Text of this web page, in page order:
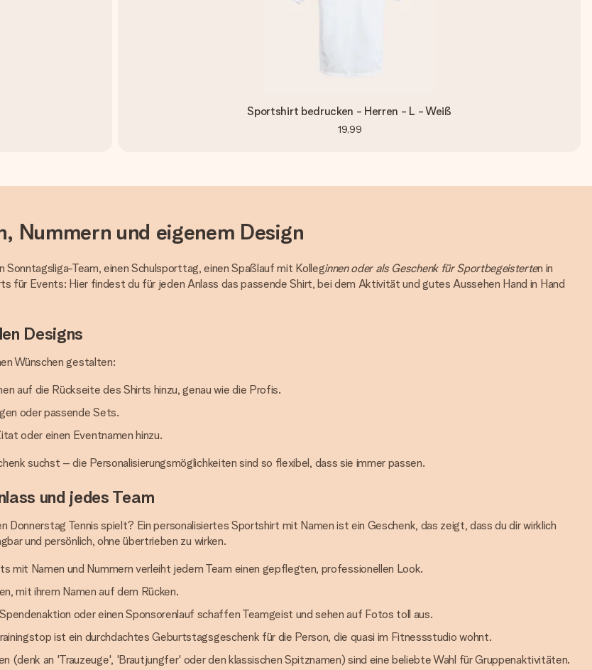
Sportshirt bedrucken - Herren - L - Weiß
19,99
Nummern und eigenem Design
Team, einen Schulsporttag, einen Spaßlauf mit Kolleginnen oder als Geschenk für Sportbegeisterten in
für Events: Hier findest du für jeden Anlass das passende Shirt, bei dem Aktivität und gutes Aussehen Hand in Hand
Designs
Wünschen gestalten:
auf die Rückseite des Shirts hinzu, genau wie die Profis.
oder passende Sets.
oder einen Eventnamen hinzu.
suchst – die Personalisierungsmöglichkeiten sind so flexibel, dass sie immer passen.
und jedes Team
Donnerstag Tennis spielt? Ein personalisiertes Sportshirt mit Namen ist ein Geschenk, das zeigt, dass du dir wirklich
und persönlich, ohne übertrieben zu wirken.
Namen und Nummern verleiht jedem Team einen gepflegten, professionellen Look.
mit ihrem Namen auf dem Rücken.
oder einen Sponsorenlauf schaffen Teamgeist und sehen auf Fotos toll aus.
ist ein durchdachtes Geburtstagsgeschenk für die Person, die quasi im Fitnessstudio wohnt.
(denk an 'Trauzeuge', 'Brautjungfer' oder den klassischen Spitznamen) sind eine beliebte Wahl für Gruppenaktivitäten.